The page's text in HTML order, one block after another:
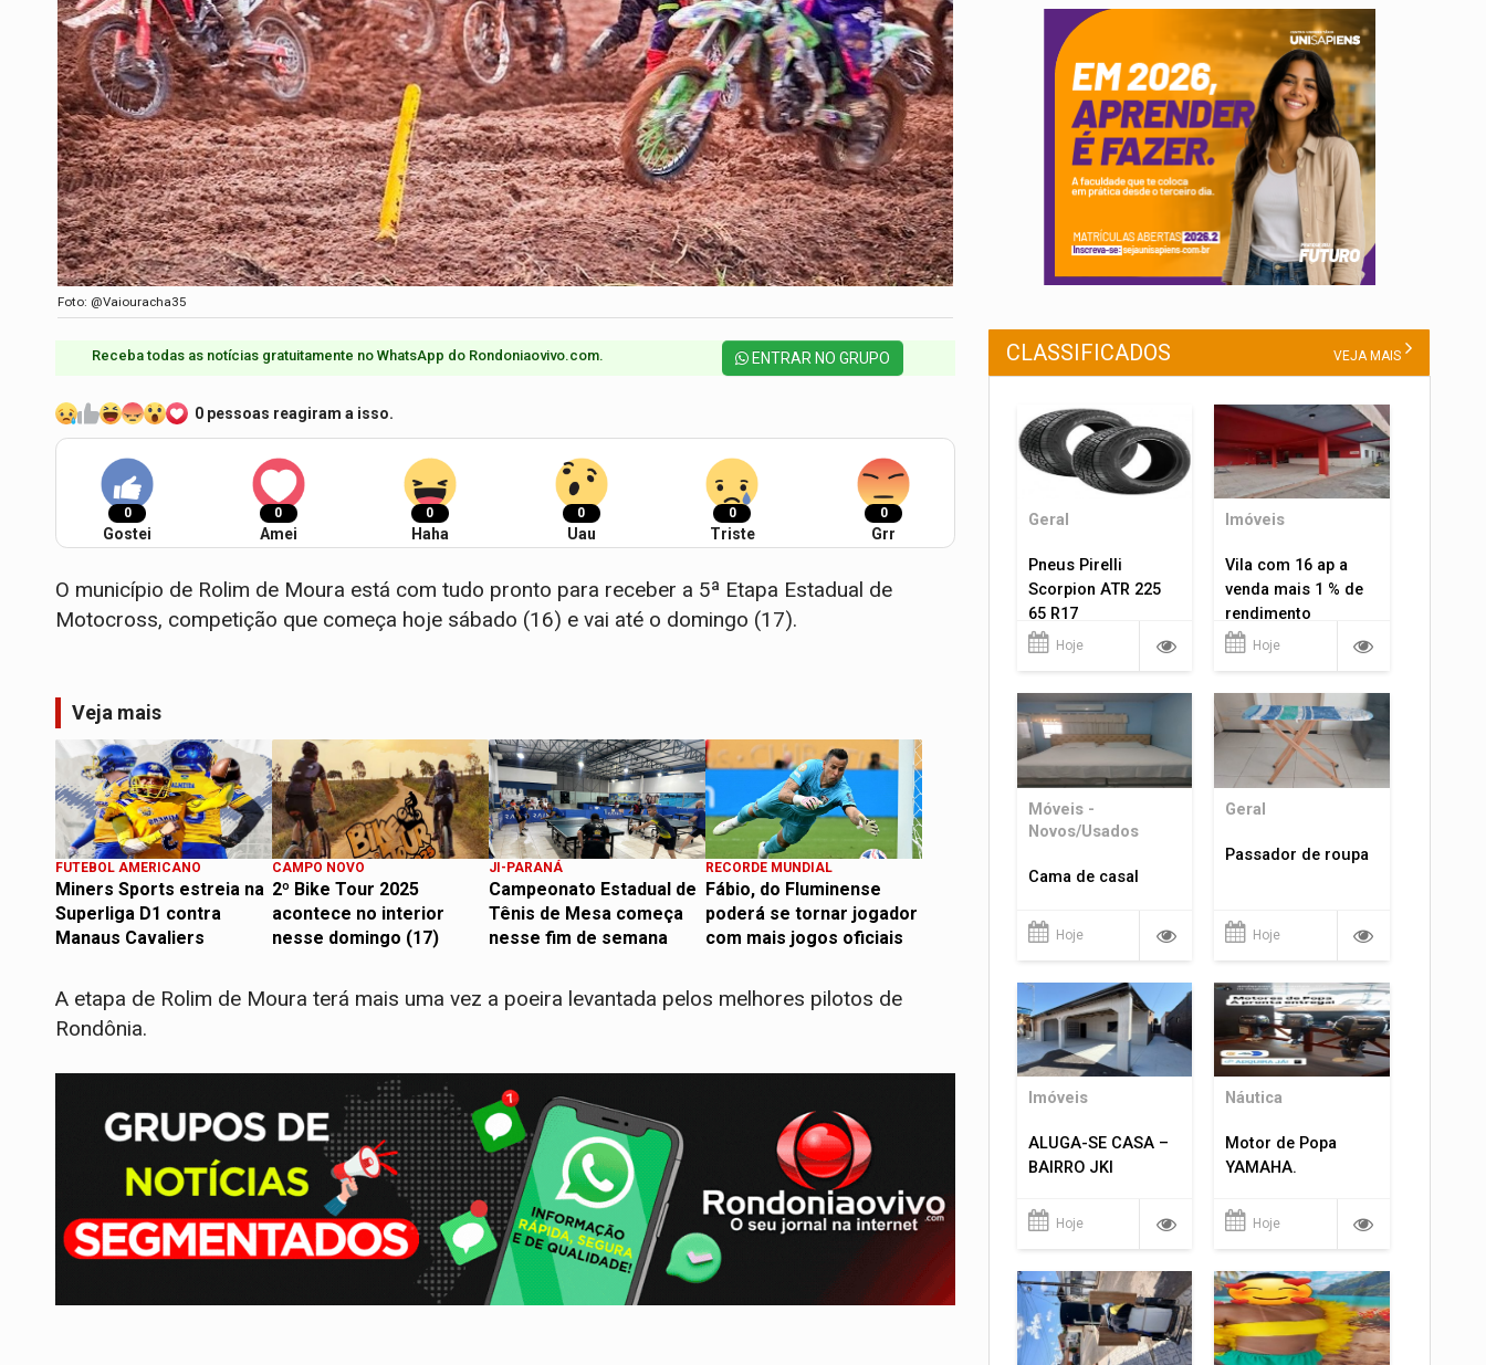
Foto: @Vaiouracha35
Receba todas as notícias gratuitamente no WhatsApp do Rondoniaovivo.com.​ ENTRAR NO GRUPO
0 pessoas reagiram a isso.
0
Gostei
0
Amei
0
Haha
0
Uau
0
Triste
0
Grr
O município de Rolim de Moura está com tudo pronto para receber a 5ª Etapa Estadual de
Motocross, competição que começa hoje sábado (16) e vai até o domingo (17).
Veja mais
FUTEBOL AMERICANO
Miners Sports estreia na
Superliga D1 contra
Manaus Cavaliers
CAMPO NOVO
2º Bike Tour 2025
acontece no interior
nesse domingo (17)
JI-PARANÁ
Campeonato Estadual de
Tênis de Mesa começa
nesse fim de semana
RECORDE MUNDIAL
Fábio, do Fluminense
poderá se tornar jogador
com mais jogos oficiais
A etapa de Rolim de Moura terá mais uma vez a poeira levantada pelos melhores pilotos de
Rondônia.
CLASSIFICADOS VEJA MAIS
Geral
Pneus Pirelli
Scorpion ATR 225
65 R17
Hoje
Imóveis
Vila com 16 ap a
venda mais 1 % de
rendimento
Hoje
Móveis -
Novos/Usados
Cama de casal
Hoje
Geral
Passador de roupa
Hoje
Imóveis
ALUGA-SE CASA –
BAIRRO JKI
Hoje
Náutica
Motor de Popa
YAMAHA.
Hoje